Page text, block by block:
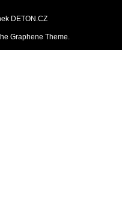
DETON.CZ
Graphene Theme